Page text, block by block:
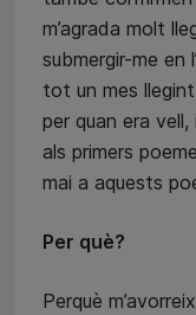
m’agrada molt
submergir-me en
tot un mes
per quan era
als primers
mai a aquests
Per què?
Perquè